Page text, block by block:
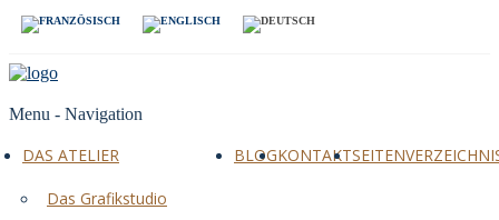
Menu - Navigation
DAS ATELIER
Das Grafikstudio
BLOGKONTAKT